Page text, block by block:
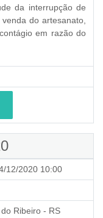
da interrupção de
do artesanato,
em razão do
12/2020 10:00
Ribeiro - RS